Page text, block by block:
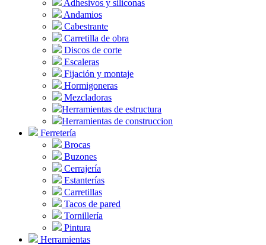
Adhesivos y siliconas
Andamios
Cabestrante
Carretilla de obra
Discos de corte
Escaleras
Fijación y montaje
Hormigoneras
Mezcladoras
Herramientas de estructura
Herramientas de construccion
Ferretería
Brocas
Buzones
Cerrajería
Estanterías
Carretillas
Tacos de pared
Tornillería
Pintura
Herramientas